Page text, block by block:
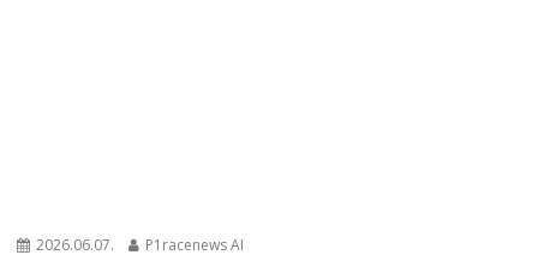
2026.06.07. P1racenews AI